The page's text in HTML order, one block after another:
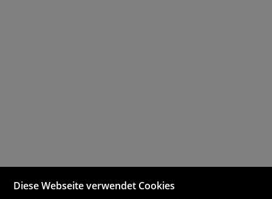
Diese Webseite verwendet Cookies